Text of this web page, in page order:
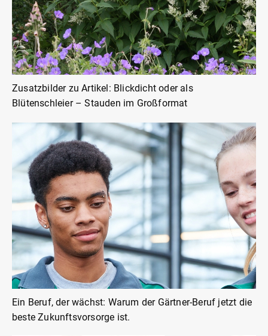
Zusatzbilder zu Artikel: Blickdicht oder als
Blütenschleier – Stauden im Großformat
Ein Beruf, der wächst: Warum der Gärtner-Beruf jetzt die
beste Zukunftsvorsorge ist.